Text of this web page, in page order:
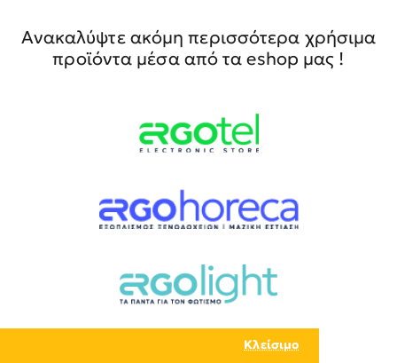
Κλείσιμο
Ανακαλύψτε ακόμη περισσότερα χρήσιμα
προϊόντα μέσα από τα eshop μας !